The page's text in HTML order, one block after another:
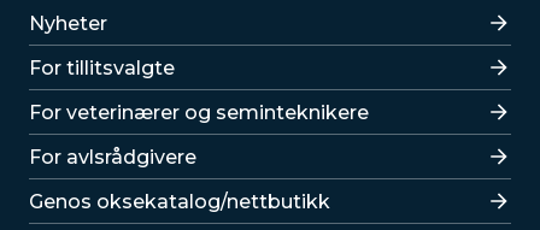
Lenker
Nyheter
For tillitsvalgte
For veterinærer og seminteknikere
For avlsrådgivere
Lenker
Genos oksekatalog/nettbutikk